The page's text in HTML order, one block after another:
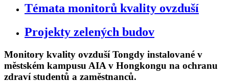
Témata monitorů kvality ovzduší
Projekty zelených budov
Monitory kvality ovzduší Tongdy instalované v
městském kampusu AIA v Hongkongu na ochranu
zdraví studentů a zaměstnanců.